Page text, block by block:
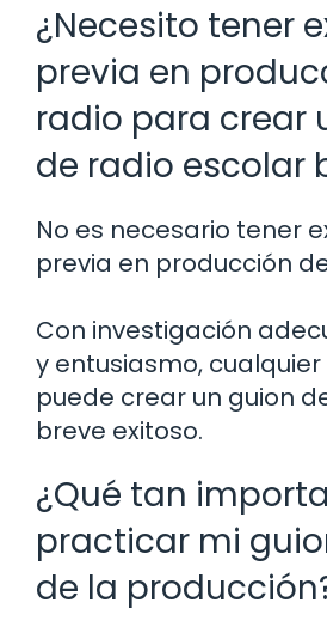
¿Necesito tener
previa en
radio para crear
de radio escolar
No es necesario tener
previa en producción
Con investigación
y entusiasmo,
puede crear un guion
breve exitoso.
¿Qué tan
practicar mi
de la